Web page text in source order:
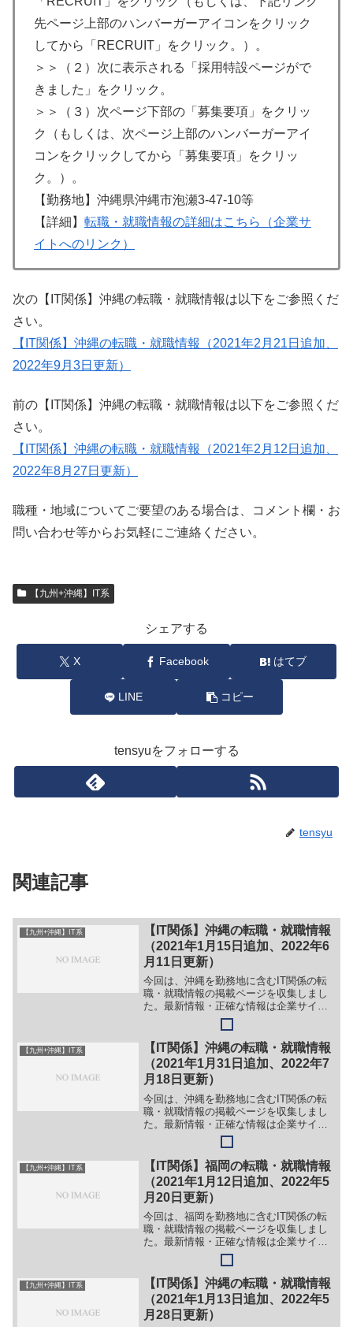
先ページ上部のハンバーガーアイコンをクリック
してから「RECRUIT」をクリック。）。
＞＞（２）次に表示される「採用特設ページがで
きました」をクリック。
＞＞（３）次ページ下部の「募集要項」をクリッ
ク（もしくは、次ページ上部のハンバーガーアイ
コンをクリックしてから「募集要項」をクリッ
ク。）。
【勤務地】沖縄県沖縄市泡瀬3-47-10等
【詳細】 転職・就職情報の詳細はこちら（企業サ
イトへのリンク）
次の【IT関係】沖縄の転職・就職情報は以下をご参照くだ
さい。
【IT関係】沖縄の転職・就職情報（2021年2月21日追加、
2022年9月3日更新）
前の【IT関係】沖縄の転職・就職情報は以下をご参照くだ
さい。
【IT関係】沖縄の転職・就職情報（2021年2月12日追加、
2022年8月27日更新）
職種・地域についてご要望のある場合は、コメント欄・お
問い合わせ等からお気軽にご連絡ください。
【九州+沖縄】IT系
シェアする
X Facebook はてブ
LINE コピー
tensyuをフォローする
tensyu
関連記事
【九州+沖縄】IT系
【IT関係】沖縄の転職・就職情報
（2021年1月15日追加、2022年6
月11日更新）
今回は、沖縄を勤務地に含むIT関係の転
職・就職情報の掲載ページを収集しまし
た。最新情報・正確な情報は企業サイト
でご確認ください。①【会社名】株式会
社システム・ビット【職務】［キャリ
ア・中途］＞＞（１）アプリケーション
開発技術者（業務系PG／...
【九州+沖縄】IT系
【IT関係】沖縄の転職・就職情報
（2021年1月31日追加、2022年7
月18日更新）
今回は、沖縄を勤務地に含むIT関係の転
職・就職情報の掲載ページを収集しまし
た。最新情報・正確な情報は企業サイト
でご確認ください。①【会社名】株式会
社 ジャパドット【職務】＞＞（１）営
業スタッフ＞＞（２）制作スタッフ【ガ
イド】＞＞（１）下記リ...
【九州+沖縄】IT系
【IT関係】福岡の転職・就職情報
（2021年1月12日追加、2022年5
月20日更新）
今回は、福岡を勤務地に含むIT関係の転
職・就職情報の掲載ページを収集しまし
た。最新情報・正確な情報は企業サイト
でご確認ください。①【会社名】株式会
社サニックス・ソフトウェア・デザイン
【職務】［キャリア・中途］＞＞（１）
SE＞＞（２）プログラ...
【九州+沖縄】IT系
【IT関係】沖縄の転職・就職情報
（2021年1月13日追加、2022年5
月28日更新）